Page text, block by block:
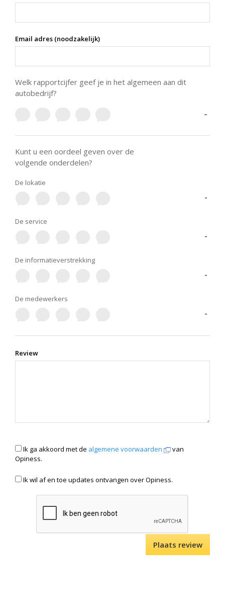
Email adres (noodzakelijk)
Welk rapportcijfer geef je in het algemeen aan dit
autobedrijf?
-
Kunt u een oordeel geven over de
volgende onderdelen?
De lokatie
-
De service
-
De informatieverstrekking
-
De medewerkers
-
Review
Ik ga akkoord met de algemene voorwaarden
van
Opiness.
Ik wil af en toe updates ontvangen over Opiness.